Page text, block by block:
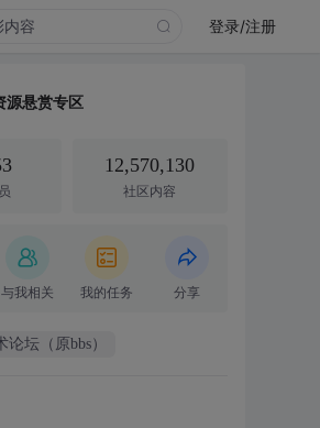
登录/注册
源悬赏专区
12,570,130
社区内容
与我相关 我的任务 分享
论坛（原bbs）